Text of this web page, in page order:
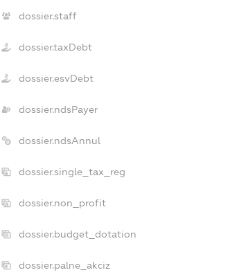
dossier.staff
dossier.taxDebt
dossier.esvDebt
dossier.ndsPayer
dossier.ndsAnnul
dossier.single_tax_reg
dossier.non_profit
dossier.budget_dotation
dossier.palne_akciz